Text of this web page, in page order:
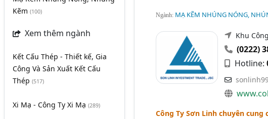
Kẽm (100)
Xem thêm ngành
Kết Cấu Thép - Thiết kế, Gia
Công Và Sản Xuất Kết Cấu
Thép (517)
Xi Mạ - Công Ty Xi Mạ (289)
Ngành: MẠ KẼM NHÚNG NÓNG,
Khu
(0222)
Hotline:
Công Ty Sơn Linh chuyên